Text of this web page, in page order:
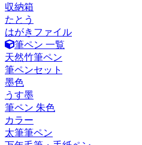
収納箱
たとう
はがきファイル
筆ペン 一覧
天然竹筆ペン
筆ペンセット
墨色
うす墨
筆ペン 朱色
カラー
太筆筆ペン